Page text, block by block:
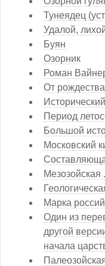
Тунеядец
Удалой,
Буян
Озорник
Роман
От
Период
Большой
Московский
Мезозойская
Марка
Один из
другой
начала